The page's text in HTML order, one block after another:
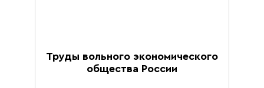
Труды вольного экономического
общества России